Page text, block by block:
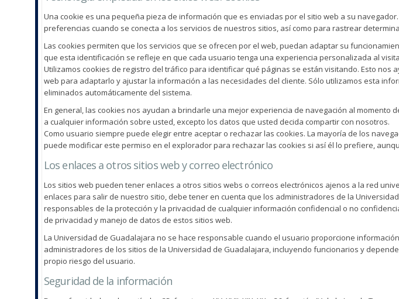
Una cookie es una pequeña pieza de información que es enviadas por el sitio web a su
preferencias cuando se conecta a los servicios de nuestros sitios, así como para rastrear
Las cookies permiten que los servicios que se ofrecen por el web, puedan adaptar su
que esta identificación se refleje en que cada usuario tenga una experiencia personalizada al
Utilizamos cookies de registro del tráfico para identificar qué páginas se están visitando. Esto
web para adaptarlo y ajustar la información a las necesidades del cliente. Sólo utilizamos esta
eliminados automáticamente del sistema.
En general, las cookies nos ayudan a brindarle una mejor experiencia de navegación al
a cualquier información sobre usted, excepto los datos que usted decida compartir con nosotros.
Como usuario siempre puede elegir entre aceptar o rechazar las cookies. La mayoría de los
puede modificar este permiso en el explorador para rechazar las cookies si así él lo prefiere,
Los enlaces a otros sitios web y correo electrónico
Los sitios web pueden tener enlaces a otros sitios webs o correos electrónicos ajenos a la red
enlaces para salir de nuestro sitio, debe tener en cuenta que los administradores de la
responsables de la protección y la privacidad de cualquier información confidencial o no
de privacidad y manejo de datos de estos sitios web.
La Universidad de Guadalajara no se hace responsable cuando el usuario proporcione
administradores de los sitios de la Universidad de Guadalajara, incluyendo funcionarios y
propio riesgo del usuario.
Seguridad de la información